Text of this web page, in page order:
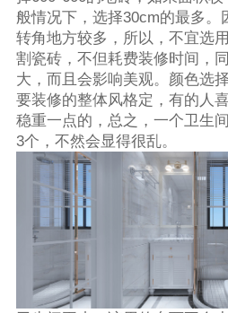
般情况下，选择30cm的最多。
转角地方较多，所以，不宜选
割瓷砖，不但耗费装修时间，
大，而且会影响美观。颜色选
要装修的整体风格定，有的人
稳重一点的，总之，一个卫生
3个，不然会显得很乱。